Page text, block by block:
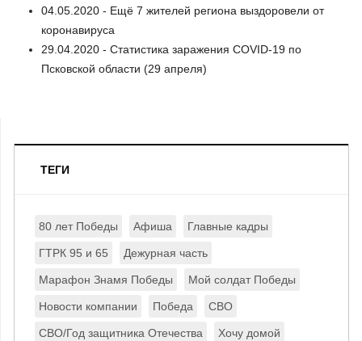
04.05.2020 - Ещё 7 жителей региона выздоровели от
коронавируса
29.04.2020 - Статистика заражения COVID-19 по
Псковской области (29 апреля)
ТЕГИ
80 лет Победы Афиша Главные кадры
ГТРК 95 и 65 Дежурная часть
Марафон Знамя Победы Мой солдат Победы
Новости компании Победа СВО
СВО/Год защитника Отечества Хочу домой